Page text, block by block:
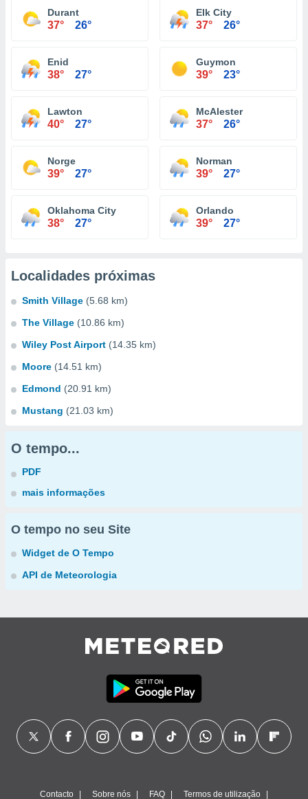
Durant
37° 26°
Elk City
37° 26°
Enid
38° 27°
Guymon
39° 23°
Lawton
40° 27°
McAlester
37° 26°
Norge
39° 27°
Norman
39° 27°
Oklahoma City
38° 27°
Orlando
39° 27°
Localidades próximas
Smith Village (5.68 km)
The Village (10.86 km)
Wiley Post Airport (14.35 km)
Moore (14.51 km)
Edmond (20.91 km)
Mustang (21.03 km)
O tempo...
PDF
mais informações
O tempo no seu Site
Widget de O Tempo
API de Meteorologia
Contacto Sobre nós FAQ Termos de utilização